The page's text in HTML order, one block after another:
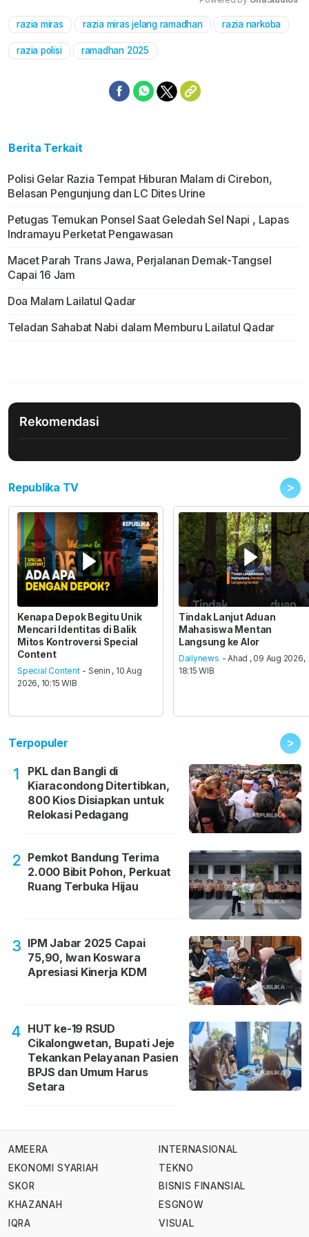
Mute
razia miras razia miras jelang ramadhan razia narkoba
razia polisi ramadhan 2025
Berita Terkait
Polisi Gelar Razia Tempat Hiburan Malam di Cirebon,
Belasan Pengunjung dan LC Dites Urine
Petugas Temukan Ponsel Saat Geledah Sel Napi , Lapas
Indramayu Perketat Pengawasan
Macet Parah Trans Jawa, Perjalanan Demak-Tangsel
Capai 16 Jam
Doa Malam Lailatul Qadar
Teladan Sahabat Nabi dalam Memburu Lailatul Qadar
Rekomendasi
Republika TV >
Kenapa Depok Begitu Unik
Mencari Identitas di Balik
Mitos Kontroversi Special
Content
Special Content - Senin , 10 Aug
2026, 10:15 WIB
Tindak Lanjut Aduan
Mahasiswa Mentan
Langsung ke Alor
Dailynews - Ahad , 09 Aug 2026,
18:15 WIB
Terpopuler >
1
PKL dan Bangli di
Kiaracondong Ditertibkan,
800 Kios Disiapkan untuk
Relokasi Pedagang
2 Pemkot Bandung Terima
2.000 Bibit Pohon, Perkuat
Ruang Terbuka Hijau
3 IPM Jabar 2025 Capai
75,90, Iwan Koswara
Apresiasi Kinerja KDM
4 HUT ke-19 RSUD
Cikalongwetan, Bupati Jeje
Tekankan Pelayanan Pasien
BPJS dan Umum Harus
Setara
AMEERA
EKONOMI SYARIAH
SKOR
KHAZANAH
IQRA
INTERNASIONAL
TEKNO
BISNIS FINANSIAL
ESGNOW
VISUAL